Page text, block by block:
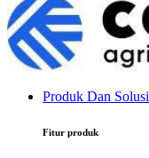
Produk Dan Solusi
Fitur produk